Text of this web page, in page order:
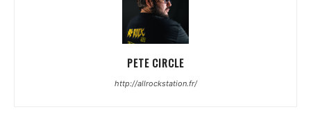
PETE CIRCLE
http://allrockstation.fr/